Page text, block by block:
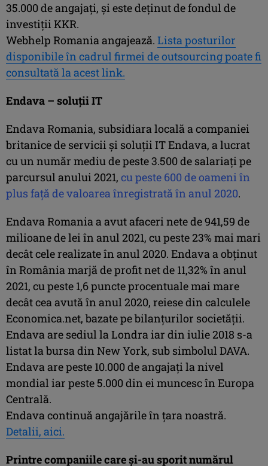
35.000 de angajaţi, şi este deţinut de fondul de
investiţii KKR.
Webhelp Romania angajează. Lista posturilor
disponibile în cadrul firmei de outsourcing poate fi
consultată la acest link.
Endava – soluţii IT
Endava Romania, subsidiara locală a companiei
britanice de servicii și soluții IT Endava, a lucrat
cu un număr mediu de peste 3.500 de salariaţi pe
parcursul anului 2021, cu peste 600 de oameni în
plus faţă de valoarea înregistrată în anul 2020.
Endava Romania a avut afaceri nete de 941,59 de
milioane de lei în anul 2021, cu peste 23% mai mari
decât cele realizate în anul 2020. Endava a obţinut
în România marjă de profit net de 11,32% în anul
2021, cu peste 1,6 puncte procentuale mai mare
decât cea avută în anul 2020, reiese din calculele
Economica.net, bazate pe bilanţurilor societăţii.
Endava are sediul la Londra iar din iulie 2018 s-a
listat la bursa din New York, sub simbolul DAVA.
Endava are peste 10.000 de angajaţi la nivel
mondial iar peste 5.000 din ei muncesc în Europa
Centrală.
Endava continuă angajările în ţara noastră.
Detalii, aici.
Printre companiile care şi-au sporit numărul